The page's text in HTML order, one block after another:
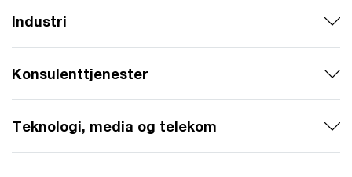
Industri
Konsulenttjenester
Teknologi, media og telekom